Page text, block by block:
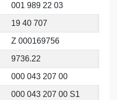
001 989 22 03
19 40 707
Z 000169756
9736.22
000 043 207 00
000 043 207 00 S1